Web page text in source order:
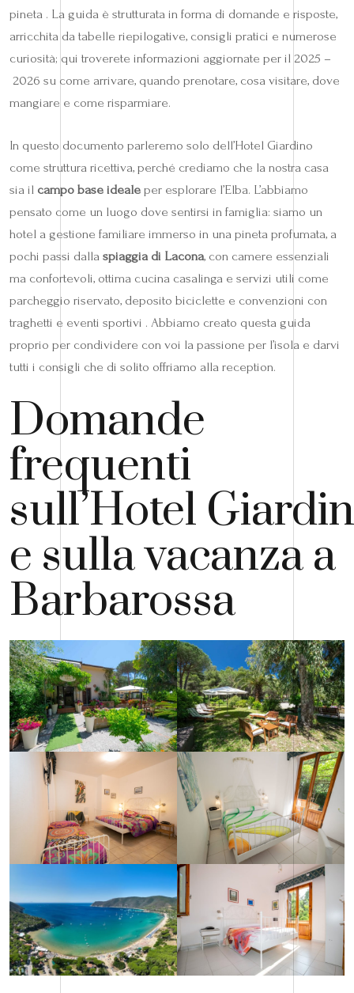
pineta . La guida è strutturata in forma di domande e risposte,
arricchita da tabelle riepilogative, consigli pratici e numerose
curiosità; qui troverete informazioni aggiornate per il 2025 –
2026 su come arrivare, quando prenotare, cosa visitare, dove
mangiare e come risparmiare.
In questo documento parleremo solo dell’Hotel Giardino
come struttura ricettiva, perché crediamo che la nostra casa
sia il campo base ideale per esplorare l’Elba. L’abbiamo
pensato come un luogo dove sentirsi in famiglia: siamo un
hotel a gestione familiare immerso in una pineta profumata, a
pochi passi dalla spiaggia di Lacona, con camere essenziali
ma confortevoli, ottima cucina casalinga e servizi utili come
parcheggio riservato, deposito biciclette e convenzioni con
traghetti e eventi sportivi . Abbiamo creato questa guida
proprio per condividere con voi la passione per l’isola e darvi
tutti i consigli che di solito offriamo alla reception.
Domande
frequenti
sull’Hotel
e sulla vacanza a
Barbarossa